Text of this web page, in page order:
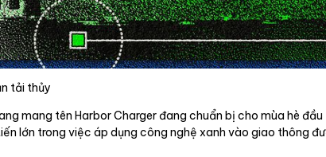
tải thủy
mang tên Harbor Charger đang chuẩn bị cho mùa hè
lớn trong việc áp dụng công nghệ xanh vào giao thông